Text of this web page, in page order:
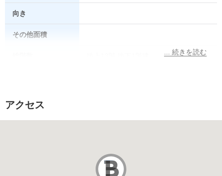
向き
その他面積
総戸数
販売価格
アクセス